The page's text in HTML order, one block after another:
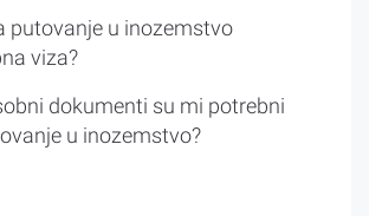
putovanje u inozemstvo
viza?
dokumenti su mi potrebni
u inozemstvo?